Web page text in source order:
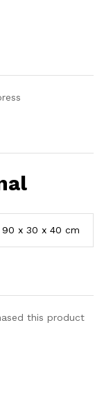
x 30 x 40 cm
this product